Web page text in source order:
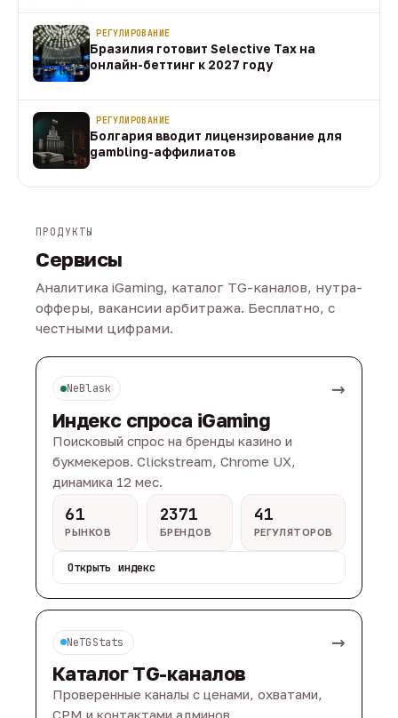
РЕГУЛИРОВАНИЕ
Бразилия готовит Selective Tax на
онлайн-беттинг к 2027 году
РЕГУЛИРОВАНИЕ
Болгария вводит лицензирование для
gambling-аффилиатов
ПРОДУКТЫ
Сервисы
Аналитика iGaming, каталог TG-каналов, нутра-
офферы, вакансии арбитража. Бесплатно, с
честными цифрами.
NeBlask →
Индекс спроса iGaming
Поисковый спрос на бренды казино и
букмекеров. Clickstream, Chrome UX,
динамика 12 мес.
61
РЫНКОВ
2371
БРЕНДОВ
41
РЕГУЛЯТОРОВ
Открыть индекс
NeTGStats →
Каталог TG-каналов
Проверенные каналы с ценами, охватами,
CPM и контактами админов.